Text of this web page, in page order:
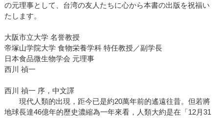
の元理事として、台湾の友人たちに心から本書の出版を祝福い
たします。
大阪市立大学 名誉教授
帝塚山学院大学 食物栄養学科 特任教授／副学長
日本食品微生物学会 元理事
西川 禎一
西川 禎一 序，中文譯
現代人類的出現，距今已是約20萬年前的遙遠往昔。但若將
地球長達46億年的歷史濃縮為一年來看，人類大約是在「12月31